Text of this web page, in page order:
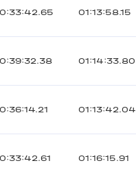
01:13:58.15
01:14:33.80
01:13:42.04
01:16:15.91